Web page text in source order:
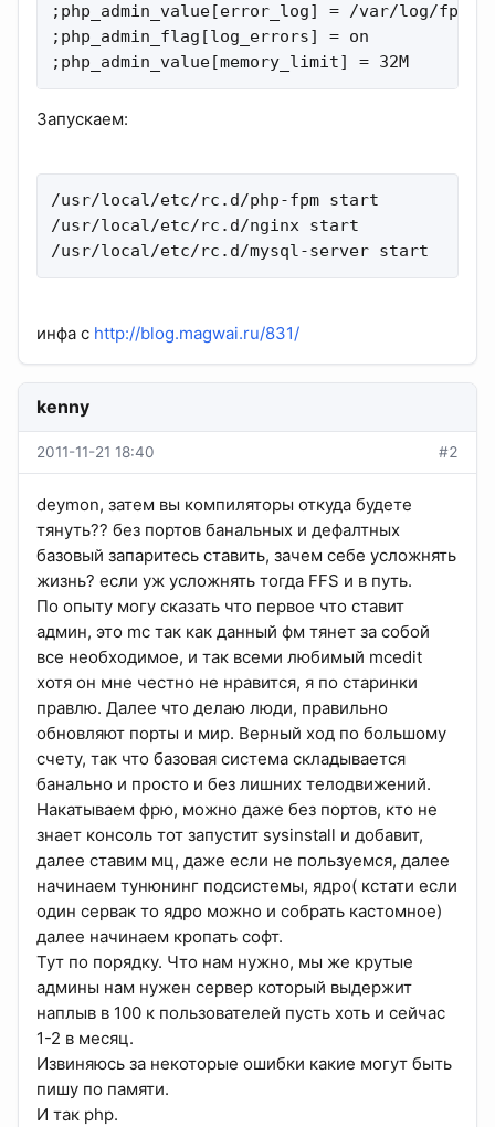
;php_admin_value[error_log] = /var/log/fpm-
;php_admin_flag[log_errors] = on
;php_admin_value[memory_limit] = 32M
Запускаем:
/usr/local/etc/rc.d/php-fpm start
/usr/local/etc/rc.d/nginx start
/usr/local/etc/rc.d/mysql-server start
инфа с http://blog.magwai.ru/831/
kenny
2011-11-21 18:40 #2
deymon, затем вы компиляторы откуда будете
тянуть?? без портов банальных и дефалтных
базовый запаритесь ставить, зачем себе усложнять
жизнь? если уж усложнять тогда FFS и в путь.
По опыту могу сказать что первое что ставит
админ, это mc так как данный фм тянет за собой
все необходимое, и так всеми любимый mcedit
хотя он мне честно не нравится, я по старинки
правлю. Далее что делаю люди, правильно
обновляют порты и мир. Верный ход по большому
счету, так что базовая система складывается
банально и просто и без лишних телодвижений.
Накатываем фрю, можно даже без портов, кто не
знает консоль тот запустит sysinstall и добавит,
далее ставим мц, даже если не пользуемся, далее
начинаем тунюнинг подсистемы, ядро( кстати если
один сервак то ядро можно и собрать кастомное)
далее начинаем кропать софт.
Тут по порядку. Что нам нужно, мы же крутые
админы нам нужен сервер который выдержит
наплыв в 100 к пользователей пусть хоть и сейчас
1-2 в месяц.
Извиняюсь за некоторые ошибки какие могут быть
пишу по памяти.
И так php.